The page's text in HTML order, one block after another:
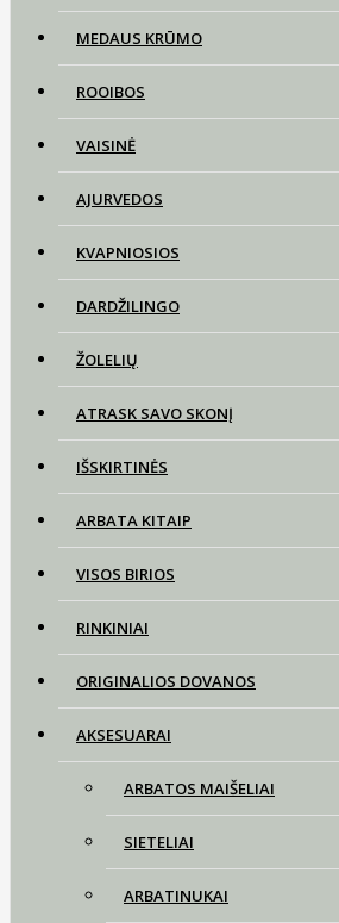
MEDAUS KRŪMO
ROOIBOS
VAISINĖ
AJURVEDOS
KVAPNIOSIOS
DARDŽILINGO
ŽOLELIŲ
ATRASK SAVO SKONĮ
IŠSKIRTINĖS
ARBATA KITAIP
VISOS BIRIOS
RINKINIAI
ORIGINALIOS DOVANOS
AKSESUARAI
ARBATOS MAIŠELIAI
SIETELIAI
ARBATINUKAI